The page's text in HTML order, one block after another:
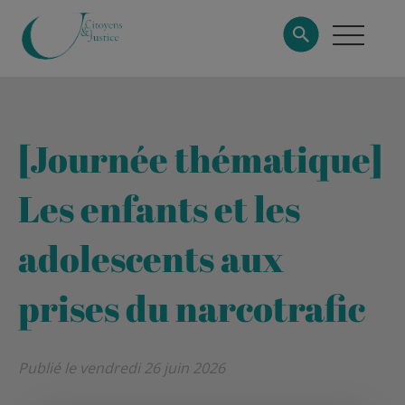
[Journée thématique]
Les enfants et les
adolescents aux
prises du narcotrafic
Publié le vendredi 26 juin 2026